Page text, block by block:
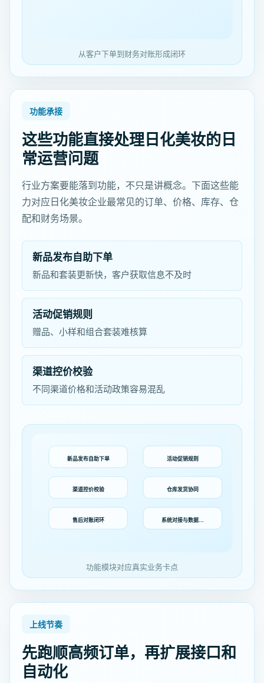
从客户下单到财务对账形成闭环
功能承接
这些功能直接处理日化美妆的日
常运营问题
行业方案要能落到功能，不只是讲概念。下面这些能
力对应日化美妆企业最常见的订单、价格、库存、仓
配和财务场景。
新品发布自助下单
新品和套装更新快，客户获取信息不及时
活动促销规则
赠品、小样和组合套装难核算
渠道控价校验
不同渠道价格和活动政策容易混乱
新品发布自助下单 活动促销规则
渠道控价校验 仓库发货协同
售后对账闭环 系统对接与数据…
功能模块对应真实业务卡点
上线节奏
先跑顺高频订单，再扩展接口和
自动化